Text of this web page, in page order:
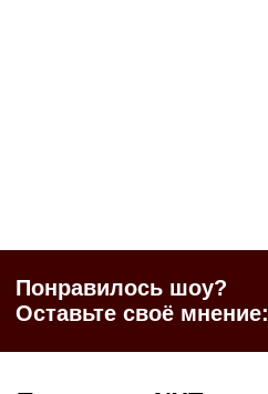
Понравилось шоу?
Оставьте своё мнение: